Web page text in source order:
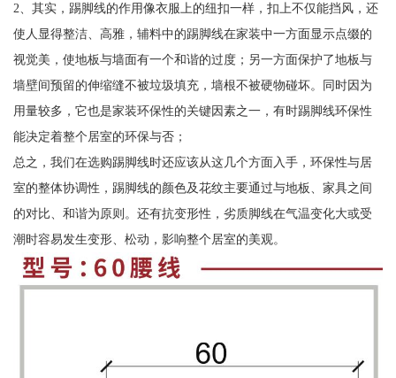
2、其实，踢脚线的作用像衣服上的纽扣一样，扣上不仅能挡风，还
使人显得整洁、高雅，辅料中的踢脚线在家装中一方面显示点缀的
视觉美，使地板与墙面有一个和谐的过度；另一方面保护了地板与
墙壁间预留的伸缩缝不被垃圾填充，墙根不被硬物碰坏。同时因为
用量较多，它也是家装环保性的关键因素之一，有时踢脚线环保性
能决定着整个居室的环保与否；
总之，我们在选购踢脚线时还应该从这几个方面入手，环保性与居
室的整体协调性，踢脚线的颜色及花纹主要通过与地板、家具之间
的对比、和谐为原则。还有抗变形性，劣质脚线在气温变化大或受
潮时容易发生变形、松动，影响整个居室的美观。